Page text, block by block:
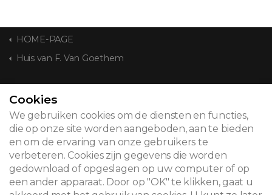
HOME-PAGE
Huis van F. Van Goethem
CONTACT
© 2026
Juridische kennisgeving
Cookies
We gebruiken cookies om de diensten en functies,
die op onze site worden aangeboden, aan te bieden
en om de ervaring van onze gebruikers te
verbeteren. Cookies zijn gegevens die worden
gedownload of opgeslagen op uw computer of op
een ander apparaat. Door op "OK" te klikken, gaat u